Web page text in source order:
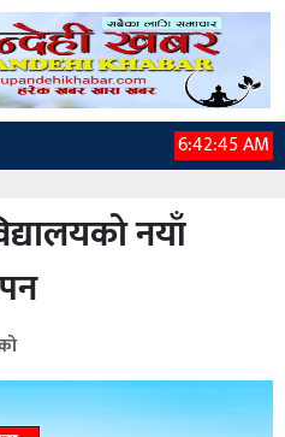
6:42:46 AM
नयाँ